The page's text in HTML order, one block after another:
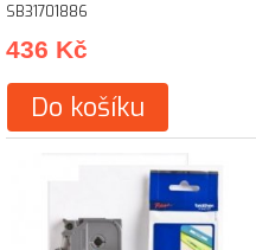
SB31701886
436 Kč
Do košíku